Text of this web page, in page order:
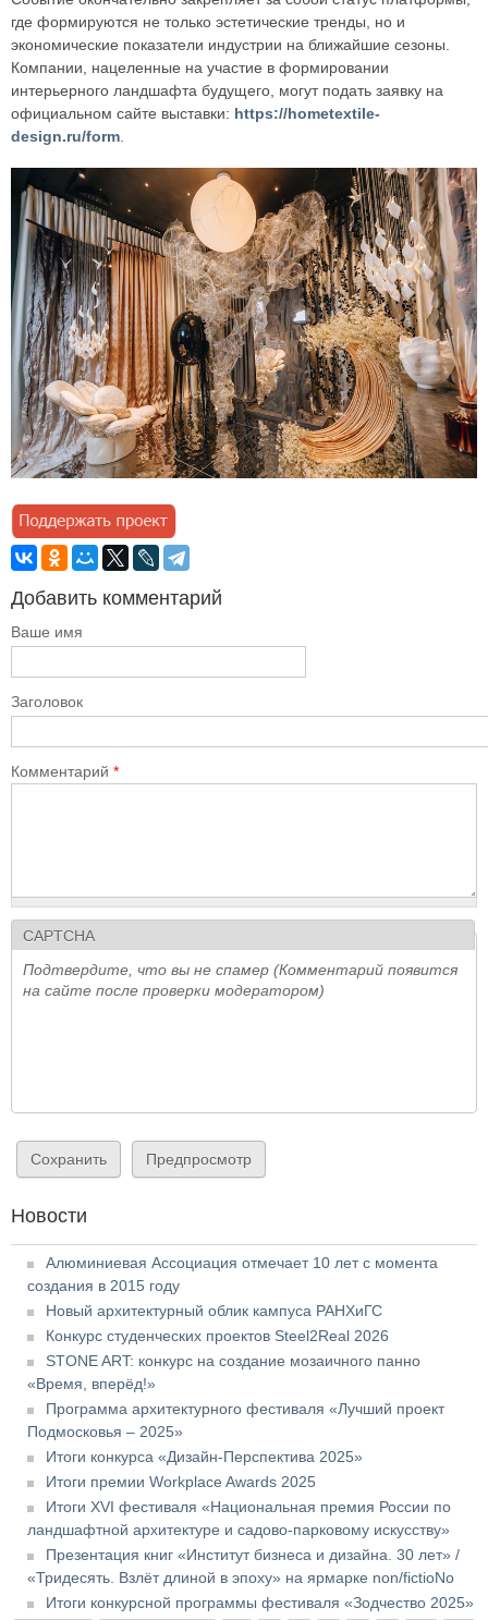
где формируются не только эстетические тренды, но и
экономические показатели индустрии на ближайшие сезоны.
Компании, нацеленные на участие в формировании
интерьерного ландшафта будущего, могут подать заявку на
официальном сайте выставки: https://hometextile-
design.ru/form
Добавить комментарий
Ваше имя
Заголовок
Комментарий *
CAPTCHA
Подтвердите, что вы не спамер (Комментарий появится
на сайте после проверки модератором)
Новости
Алюминиевая Ассоциация отмечает 10 лет с момента
создания в 2015 году
Новый архитектурный облик кампуса РАНХиГС
Конкурс студенческих проектов Steel2Real 2026
STONE ART: конкурс на создание мозаичного панно
«Время, вперёд!»
Программа архитектурного фестиваля «Лучший проект
Подмосковья – 2025»
Итоги конкурса «Дизайн-Перспектива 2025»
Итоги премии Workplace Awards 2025
Итоги XVI фестиваля «Национальная премия России по
ландшафтной архитектуре и садово-парковому искусству»
Презентация книг «Институт бизнеса и дизайна. 30 лет» /
«Тридесять. Взлёт длиной в эпоху» на ярмарке non/fictioNo
Итоги конкурсной программы фестиваля «Зодчество 2025»